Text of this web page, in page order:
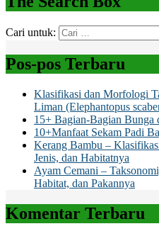
Cari untuk:
Pos-pos Terbaru
Klasifikasi dan Morfologi
Liman (Elephantopus
15+ Bagian-Bagian Bunga
10+Manfaat Sekam Padi
Kerang Bambu –
Jenis, dan Habitatnya
Ayam Cemani –
Habitat, dan Pakannya
Komentar Terbaru